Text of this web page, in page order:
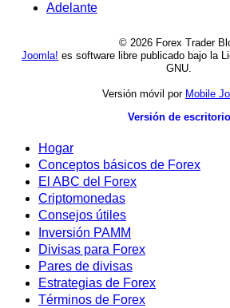
Adelante
© 2026 Forex Trader
Joomla! es software libre publicado bajo la
GNU.
Versión móvil por Mobile
Versión de escritorio
Hogar
Conceptos básicos de Forex
El ABC del Forex
Criptomonedas
Consejos útiles
Inversión PAMM
Divisas para Forex
Pares de divisas
Estrategias de Forex
Términos de Forex